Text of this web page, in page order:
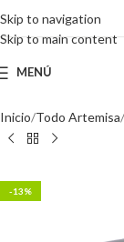
Skip to navigation
Skip to main content
MENÚ
Inicio Todo Artemisa
-13%